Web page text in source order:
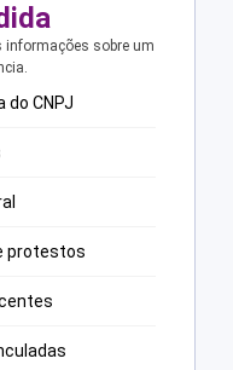
informações sobre um
CNPJ
protestos